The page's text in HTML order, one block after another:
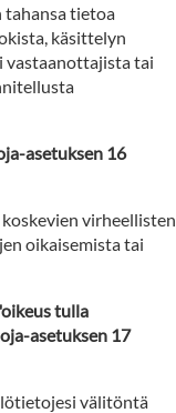
tahansa tietoa
käsittelyn
tai
asetuksen 16
virheellisten
oikaisemista tai
tulla
asetuksen 17
välitöntä